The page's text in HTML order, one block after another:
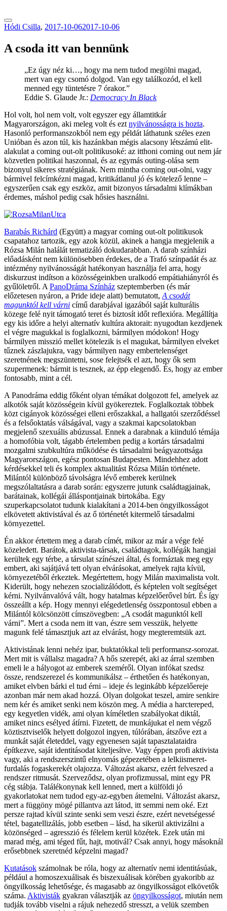
Hódi Csilla, 2017-10-062017-10-06
A csoda itt van bennünk
„Ez úgy néz ki…, hogy ma nem tudod megölni magad,
mert van egy csomó dolgod. Van egy találkozód, el kell
menned egy tüntetésre 7 órakor.”
Eddie S. Glaude Jr.: Democracy In Black
Hol volt, hol nem volt, volt egyszer egy államtitkár
Magyarországon, aki meleg volt és ezt nyilvánosságra is hozta.
Hasonló performanszokból nem egy példát láthatunk széles ezen
Unióban és azon túl, kis hazánkban mégis alacsony létszámú elit-
alakulat a coming out-olt politikusoké: az itthoni coming out nem jár
közvetlen politikai haszonnal, és az egymás outing-olása sem
bizonyul sikeres stratégiának. Nem mintha coming out-olni, vagy
bármivel felcímkézni magad, kritikátlanul jó és kötelező lenne –
egyszerűen csak egy eszköz, amit bizonyos társadalmi klímákban
érdemes, máshol pedig csak hősies használni.
Barabás Richárd (Együtt) a magyar coming out-olt politikusok
csapatahoz tartozik, egy azok közül, akinek a hangja megjelenik a
Rózsa Milán halálát tematizáló dokudarabban. A darab színházi
előadásként nem különösebben érdekes, de a Trafó színpadát és az
intézmény nyilvánosságát hatékonyan használja fel arra, hogy
diskurzust indítson a közösségeinkben uralkodó empátiahiányról és
gyűlöletről. A PanoDráma Színház szeptemberben (és már
előzetesen nyáron, a Pride ideje alatt) bemutatott, A csodát
magunktól kell várni című darabjával igazából saját kulturális
közege felé nyit támogató teret és biztosít időt reflexióra. Megállítja
egy kis időre a helyi alternatív kultúra aktorait: nyugodtan kezdjenek
el végre magukkal is foglalkozni, bármilyen módokon! Hogy
bármilyen misszió mellet kötelezik is el magukat, bármilyen elveket
tűznek zászlajukra, vagy bármilyen nagy embertelenséget
szeretnének megszüntetni, sose felejtsék el azt, hogy ők sem
szupermenek: bármit is tesznek, az épp elegendő. És, hogy az ember
fontosabb, mint a cél.
A Panodráma eddig főként olyan témákat dolgozott fel, amelyek az
alkotók saját közösségein kívül gyökereztek. Foglalkoztak többek
közt cigányok közösségei elleni erőszakkal, a hallgatói szerződéssel
és a felsőoktatás válságával, vagy a szakmai kapcsolatokban
megjelenő szexuális abúzussal. Ennek a darabnak a kiinduló témája
a homofóbia volt, tágabb értelemben pedig a kortárs társadalmi
mozgalmi szubkultúra működése és társadalmi beágyazottsága
Magyarországon, egész pontosan Budapesten. Mindehhez adott
kérdésekkel teli és komplex aktualitást Rózsa Milán története.
Milántól különböző távolságra lévő emberek kerülnek
megszólaltatásra a darab során: egyszerre jutunk családtagjainak,
barátainak, kollégái álláspontjainak birtokába. Egy
szuperkapcsolatot tudunk kialakítani a 2014-ben öngyilkosságot
elkövetett aktivistával és az ő történetét kitermelő társadalmi
környezettel.
Én akkor értettem meg a darab címét, mikor az már a vége felé
közeledett. Barátok, aktivista-társak, családtagok, kollégák hangjai
kerültek egy térbe, a társulat színészei által, és formáztak meg egy
embert, aki sajátjává tett olyan elvárásokat, amelyek rajta kívül,
környezetéből érkeztek. Megértettem, hogy Milán maximalista volt.
Kiderült, hogy nehezen szocializálódott, és képtelen volt segítséget
kérni. Nyilvánvalóvá vált, hogy hatalmas képzelőerővel bírt. És így
összeállt a kép. Hogy mennyi elégedetlenség összpontosul ebben a
Milántól kölcsönzött címszövegben: „A csodát magunktól kell
várni”. Mert a csoda nem itt van, észre sem vesszük, helyette
magunk felé támasztjuk azt az elvárást, hogy megteremtsük azt.
Aktivistának lenni nehéz ipar, buktatókkal teli performansz-sorozat.
Mert mit is vállalsz magadra? A hős szerepét, aki az árral szemben
emeli le a hályogot az emberek szeméről. Olyan infókat szedsz
össze, rendszerezel és kommunikálsz – érthetően és hatékonyan,
amiket elvben bárki el tud érni – ideje és leginkább képzelőereje
azonban már nem akad hozzá. Olyan dolgokat teszel, amire senkire
nem kér és amiket senki nem köszön meg. A média a harctereped,
egy kegyetlen vidék, ami olyan kíméletlen szabályokat diktál,
amiket nincs esélyed átírni. Fizetett, de munkájukat el nem végző
köztisztviselők helyett dolgozol ingyen, túlórában, átszőve ezt a
munkát saját életeddel, vagy egyenesen saját tapasztalataidra
építkezve, saját identitásodat kiteljesítve. Vagy éppen profi aktivista
vagy, aki a rendszerszintű elnyomás gépezetében a lelkiismeret-
furdalás fogaskerekét olajozza. Változást akarsz, ezért felveszed a
rendszer ritmusát. Szerveződsz, olyan profizmussal, mint egy PR
cég stábja. Találékonynak kell lenned, mert a külföldi jó
gyakorlatokat nem tudod egy-az-egyben átemelni. Változást akarsz,
mert a függöny mögé pillantva azt látod, itt semmi nem oké. Ezt
persze rajtad kívül szinte senki sem veszi észre, ezért nevetségessé
tétel, bagatellizálás, jobb esetben – lásd, ha sikerül aktivizálni a
közönséged – agresszió és félelem kerül közétek. Ezek után mi
marad még, ami téged fűt, hajt, motivál? Csak annyi, hogy másoknál
erősebbnek szeretnéd képzelni magad?
Kutatások számolnak be róla, hogy az alternatív nemi identitásúak,
például a homoszexuálisak és biszexuálisak körében gyakoribb az
öngyilkosság lehetősége, és magasabb az öngyilkosságot elkövetők
száma. Aktivisták gyakran választják az öngyilkosságot, miután nem
tudják tovább viselni a rájuk nehezedő stresszt, a velük szemben